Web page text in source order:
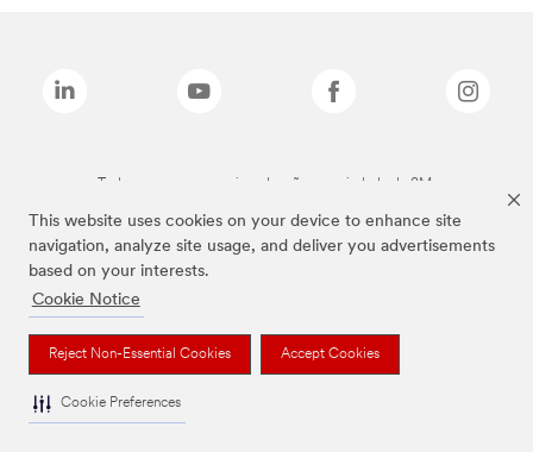
This website uses cookies on your device to enhance site
navigation, analyze site usage, and deliver you advertisements
based on your interests.
Cookie Notice
Reject Non-Essential Cookies Accept Cookies
Cookie Preferences
Todas as marcas mencionadas são propriedade da 3M.